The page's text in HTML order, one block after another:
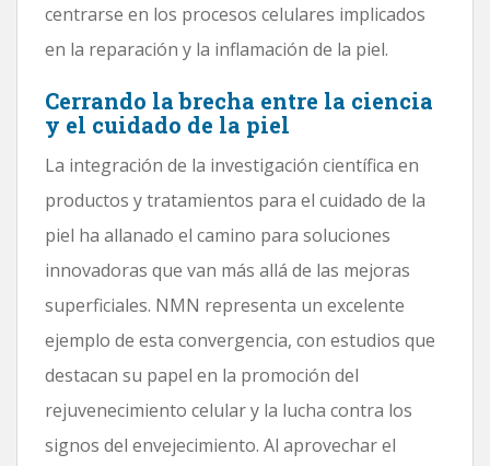
centrarse en los procesos celulares implicados
en la reparación y la inflamación de la piel.
Cerrando la brecha entre la ciencia
y el cuidado de la piel
La integración de la investigación científica en
productos y tratamientos para el cuidado de la
piel ha allanado el camino para soluciones
innovadoras que van más allá de las mejoras
superficiales. NMN representa un excelente
ejemplo de esta convergencia, con estudios que
destacan su papel en la promoción del
rejuvenecimiento celular y la lucha contra los
signos del envejecimiento. Al aprovechar el